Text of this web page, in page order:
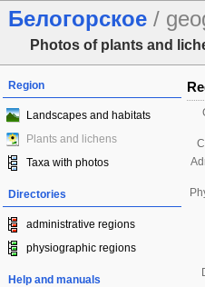
Белогорское /
Photos of plants and
Region
Landscapes and habitats
Plants and lichens
Taxa with photos
Directories
administrative regions
physiographic regions
Help and manuals